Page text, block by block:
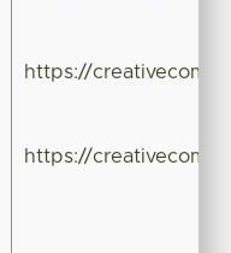
https://
https://